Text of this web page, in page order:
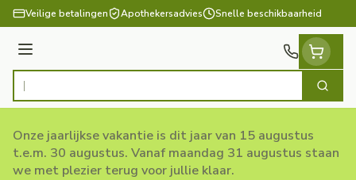
Ga naar de inhoud
Veilige betalingen Apothekersadvies Snelle beschikbaarheid
Menu
Product, merk, categorie... Zoek
Onze jaarlijkse vakantie is dit jaar van 15 augustus
t.e.m. 30 augustus. Vanaf maandag 31 augustus staan
we met plezier terug voor jullie klaar.